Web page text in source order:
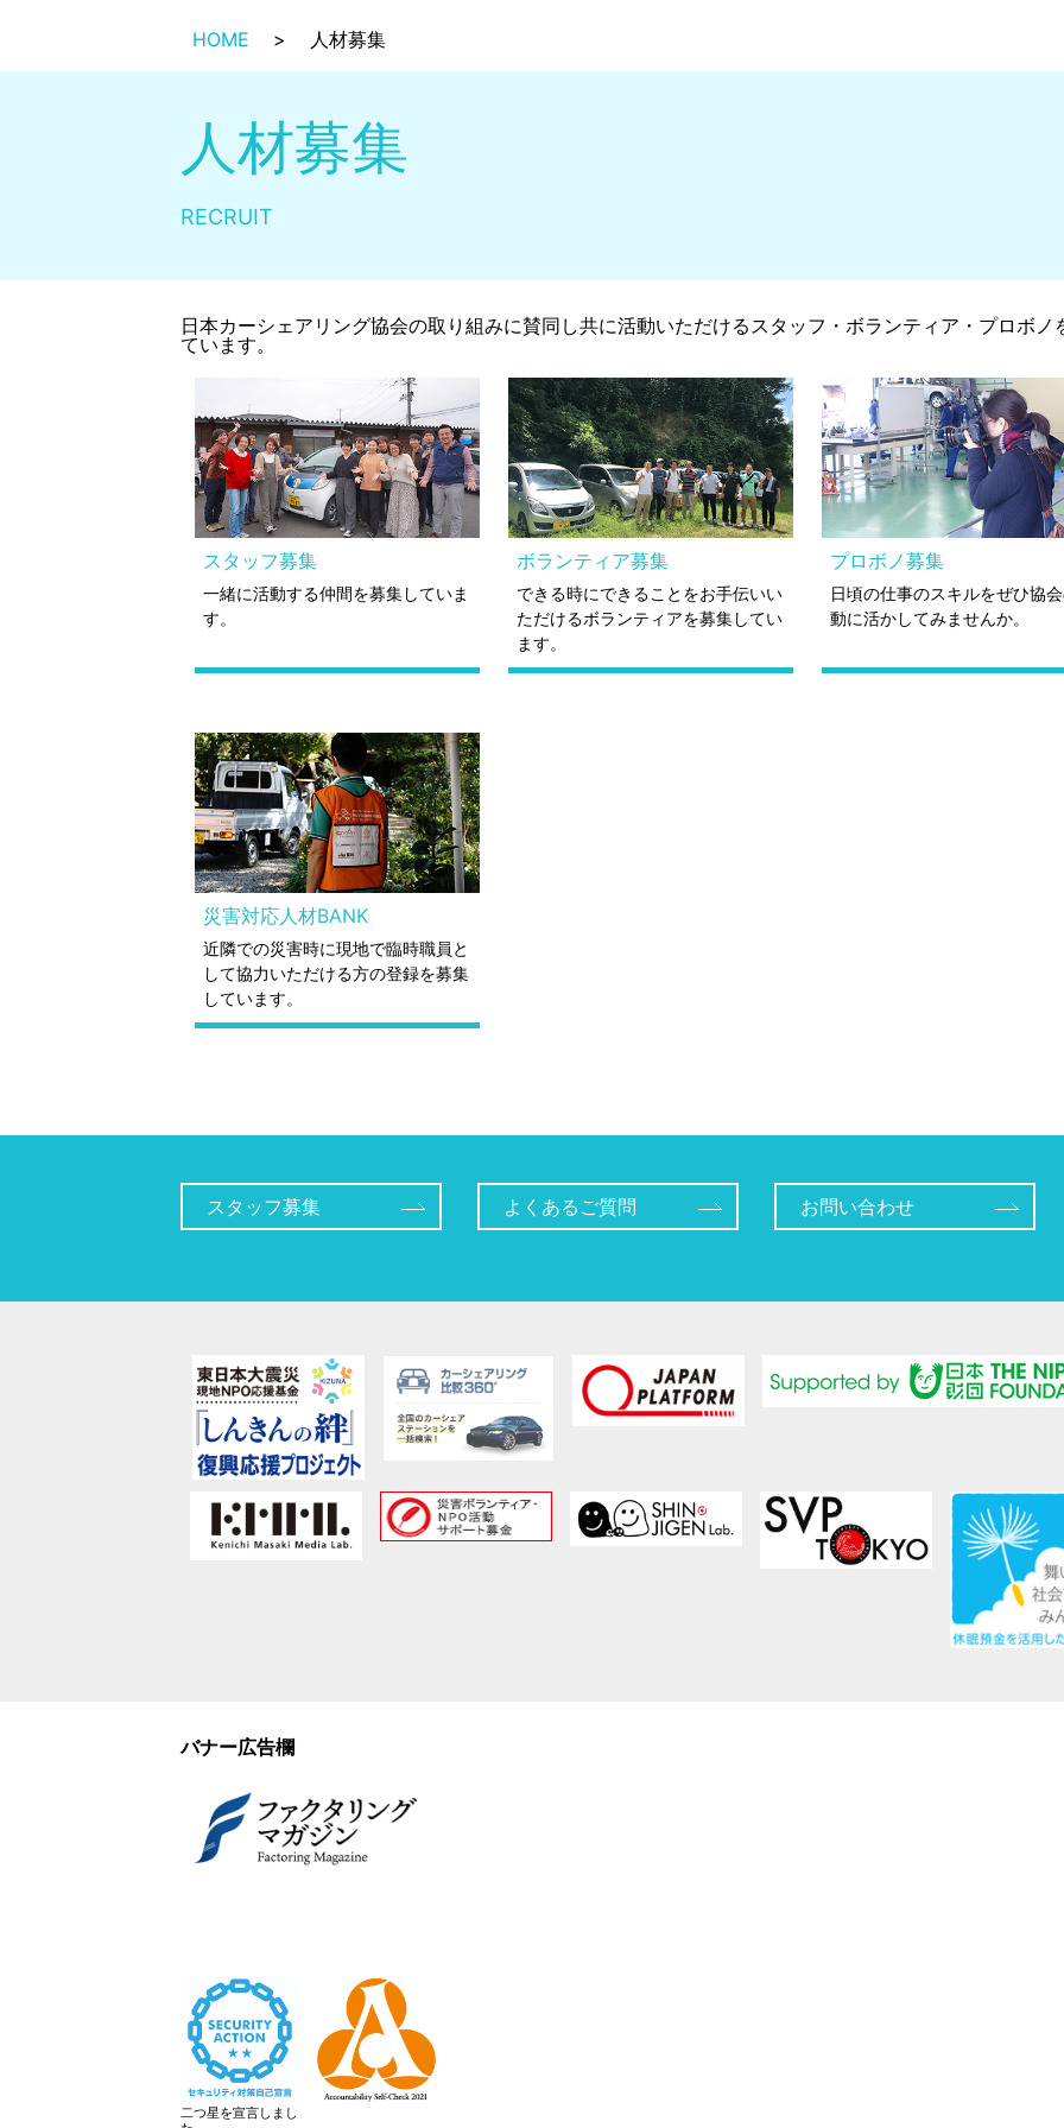
HOME > 人材募集
人材募集
RECRUIT
日本カーシェアリング協会の取り組みに賛同し共に活動いただけるスタッフ・ボランティア・プロボノ
ています。
スタッフ募集
一緒に活動する仲間を募集していま
す。
ボランティア募集
できる時にできることをお手伝いい
ただけるボランティアを募集してい
ます。
プロボノ募集
日頃の仕事のスキルをぜひ協
動に活かしてみませんか。
災害対応人材BANK
近隣での災害時に現地で臨時職員と
して協力いただける方の登録を募集
しています。
スタッフ募集 よくあるご質問 お問い合わせ
バナー広告欄
二つ星を宣言しまし